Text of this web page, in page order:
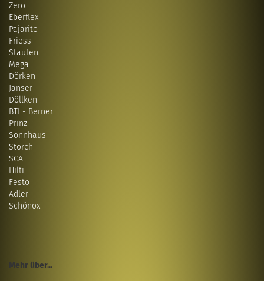
Zero
Eberflex
Pajarito
Friess
Staufen
Mega
Dörken
Janser
Döllken
BTI - Berner
Prinz
Sonnhaus
Storch
SCA
Hilti
Festo
Adler
Schönox
Mehr über...